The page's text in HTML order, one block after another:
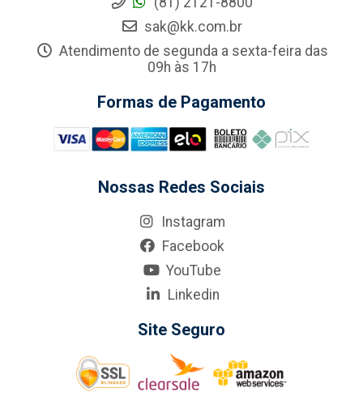
sak@kk.com.br
Atendimento de segunda a sexta-feira das
09h às 17h
Formas de Pagamento
Nossas Redes Sociais
Instagram
Facebook
YouTube
Linkedin
Site Seguro